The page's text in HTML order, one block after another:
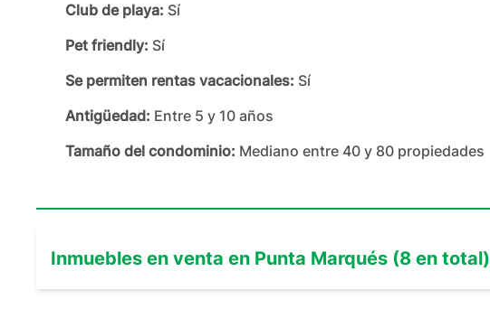
Club de playa: Sí
Pet friendly: Sí
Se permiten rentas vacacionales: Sí
Antigüedad: Entre 5 y 10 años
Tamaño del condominio: Mediano entre 40 y 80 propiedades
Inmuebles en venta en Punta Marqués (8 en total)